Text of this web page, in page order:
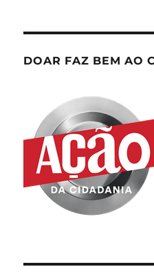
DOAR FAZ BEM AO